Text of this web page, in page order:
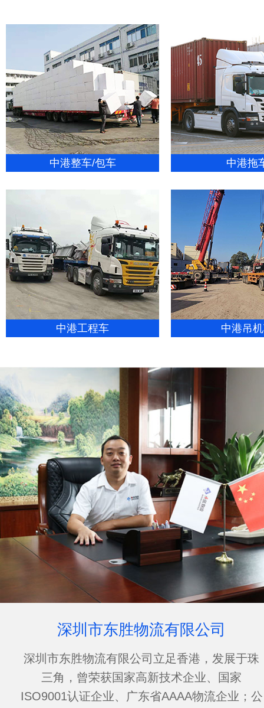
中港整车/包车 中港拖
中港工程车 中港吊
深圳市东胜物流有限公司
深圳市东胜物流有限公司立足香港，发展于珠
三角，曾荣获国家高新技术企业、国家
ISO9001认证企业、广东省AAAA物流企业；公